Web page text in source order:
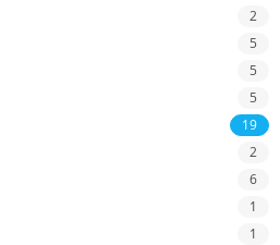
2
5
5
5
19
2
6
1
1